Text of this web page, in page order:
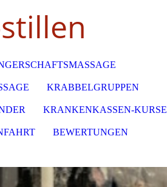
KRABBELGRUPPEN
KRANKENKASSEN-KURSE
BEWERTUNGEN